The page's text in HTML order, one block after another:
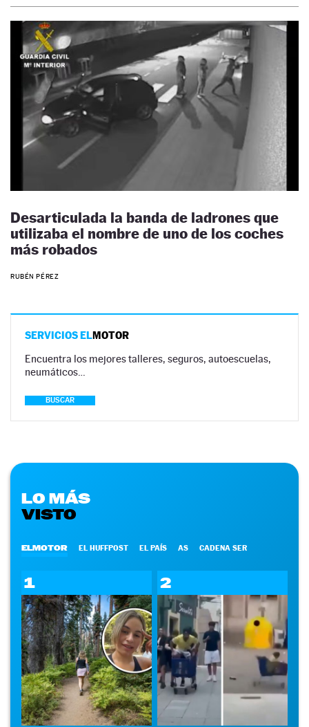
Desarticulada la banda de ladrones que
utilizaba el nombre de uno de los coches
más robados
RUBÉN PÉREZ
SERVICIOS ELMOTOR
Encuentra los mejores talleres, seguros, autoescuelas,
neumáticos…
BUSCAR
LO MÁS
VISTO
ELMOTOR EL HUFFPOST EL PAÍS AS CADENA SER
1 2